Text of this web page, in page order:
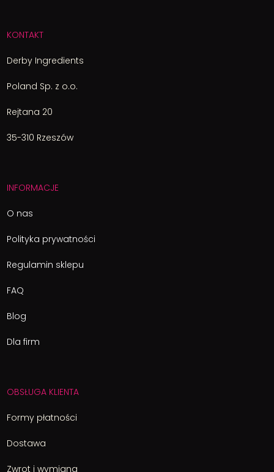
KONTAKT
Derby Ingredients
Poland Sp. z o.o.
Rejtana 20
35-310 Rzeszów
INFORMACJE
O nas
Polityka prywatności
Regulamin sklepu
FAQ
Blog
Dla firm
OBSŁUGA KLIENTA
Formy płatności
Dostawa
Zwrot i wymiana